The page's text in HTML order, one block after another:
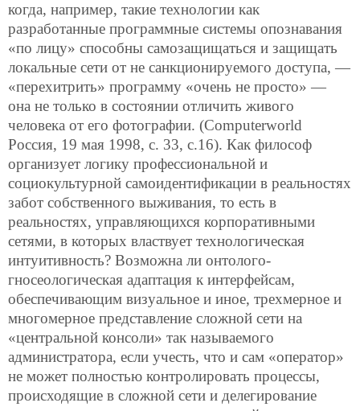
когда, например, такие технологии как
разработанные программные системы опознавания
«по лицу» способны самозащищаться и защищать
локальные сети от не санкционируемого доступа, —
«перехитрить» программу «очень не просто» —
она не только в состоянии отличить живого
человека от его фотографии. (Computerworld
Россия, 19 мая 1998, с. 33, с.16). Как философ
организует логику профессиональной и
социокультурной самоидентификации в реальностях
забот собственного выживания, то есть в
реальностях, управляющихся корпоративными
сетями, в которых властвует технологическая
интуитивность? Возможна ли онтолого-
гносеологическая адаптация к интерфейсам,
обеспечивающим визуальное и иное, трехмерное и
многомерное представление сложной сети на
«центральной консоли» так называемого
администратора, если учесть, что и сам «оператор»
не может полностью контролировать процессы,
происходящие в сложной сети и делегирование